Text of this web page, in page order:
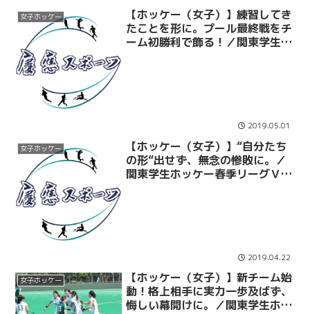
女子ホッケー
【ホッケー（女子）】練習してき
たことを形に。プール最終戦をチ
ーム初勝利で飾る！／関東学生ホ
2019.05.01
女子ホッケー
【ホッケー（女子）】“自分たち
の形“出せず、無念の惨敗に。／
関東学生ホッケー春季リーグＶＳ
2019.04.22
女子ホッケー
【ホッケー（女子）】新チーム始
動！格上相手に実力一歩及ばず、
悔しい幕開けに。／関東学生ホッ